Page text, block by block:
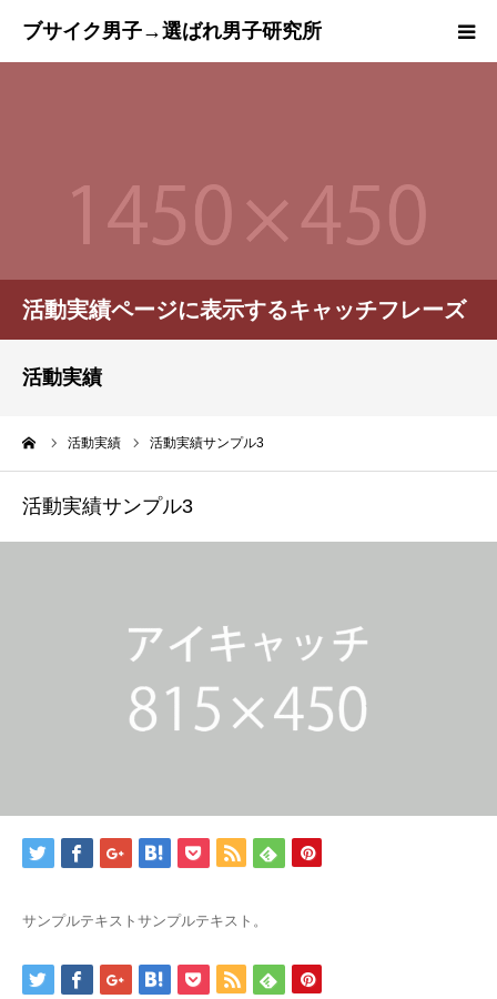
活動実績ページに表示するキャッチフレーズ
活動実績
活動実績 活動実績サンプル3
活動実績サンプル3
サンプルテキストサンプルテキスト。
ご成婚までの流れ
カウンセラー紹介